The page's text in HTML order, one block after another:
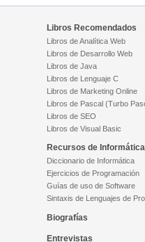
Libros Recomendados
Libros de Analítica Web
Libros de Desarrollo Web
Libros de Java
Libros de Lenguaje C
Libros de Marketing Online
Libros de Pascal (Turbo
Libros de SEO
Libros de Visual Basic
Recursos de Informática
Diccionario de Informática
Ejercicios de Programación
Guías de uso de Software
Sintaxis de Lenguajes de
Biografías
Entrevistas